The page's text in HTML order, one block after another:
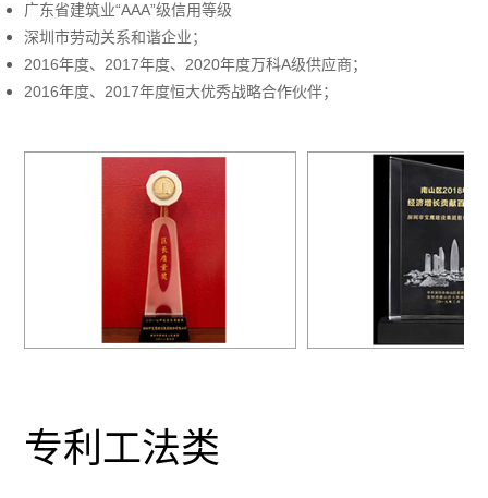
广东省建筑业“AAA”级信用等级
深圳市劳动关系和谐企业；
2016年度、2017年度、2020年度万科A级供应商；
2016年度、2017年度恒大优秀战略合作伙伴；
专利工法类